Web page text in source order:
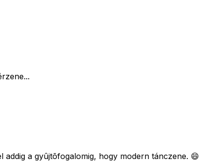
a gyûjtõfogalomig, hogy modern tánczene. 😄